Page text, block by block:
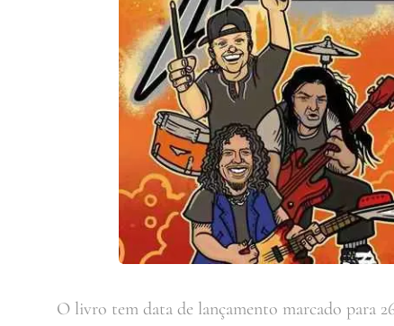
O livro tem data de lançamento marcado para